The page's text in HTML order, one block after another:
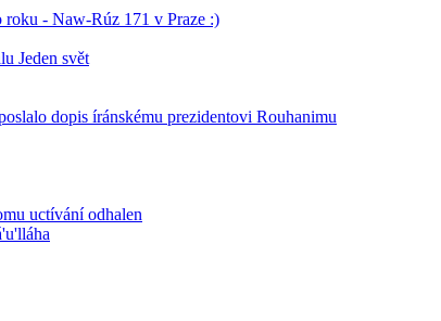
roku - Naw-Rúz 171 v Praze :)
Jeden svět
dopis íránskému prezidentovi Rouhanimu
uctívání odhalen